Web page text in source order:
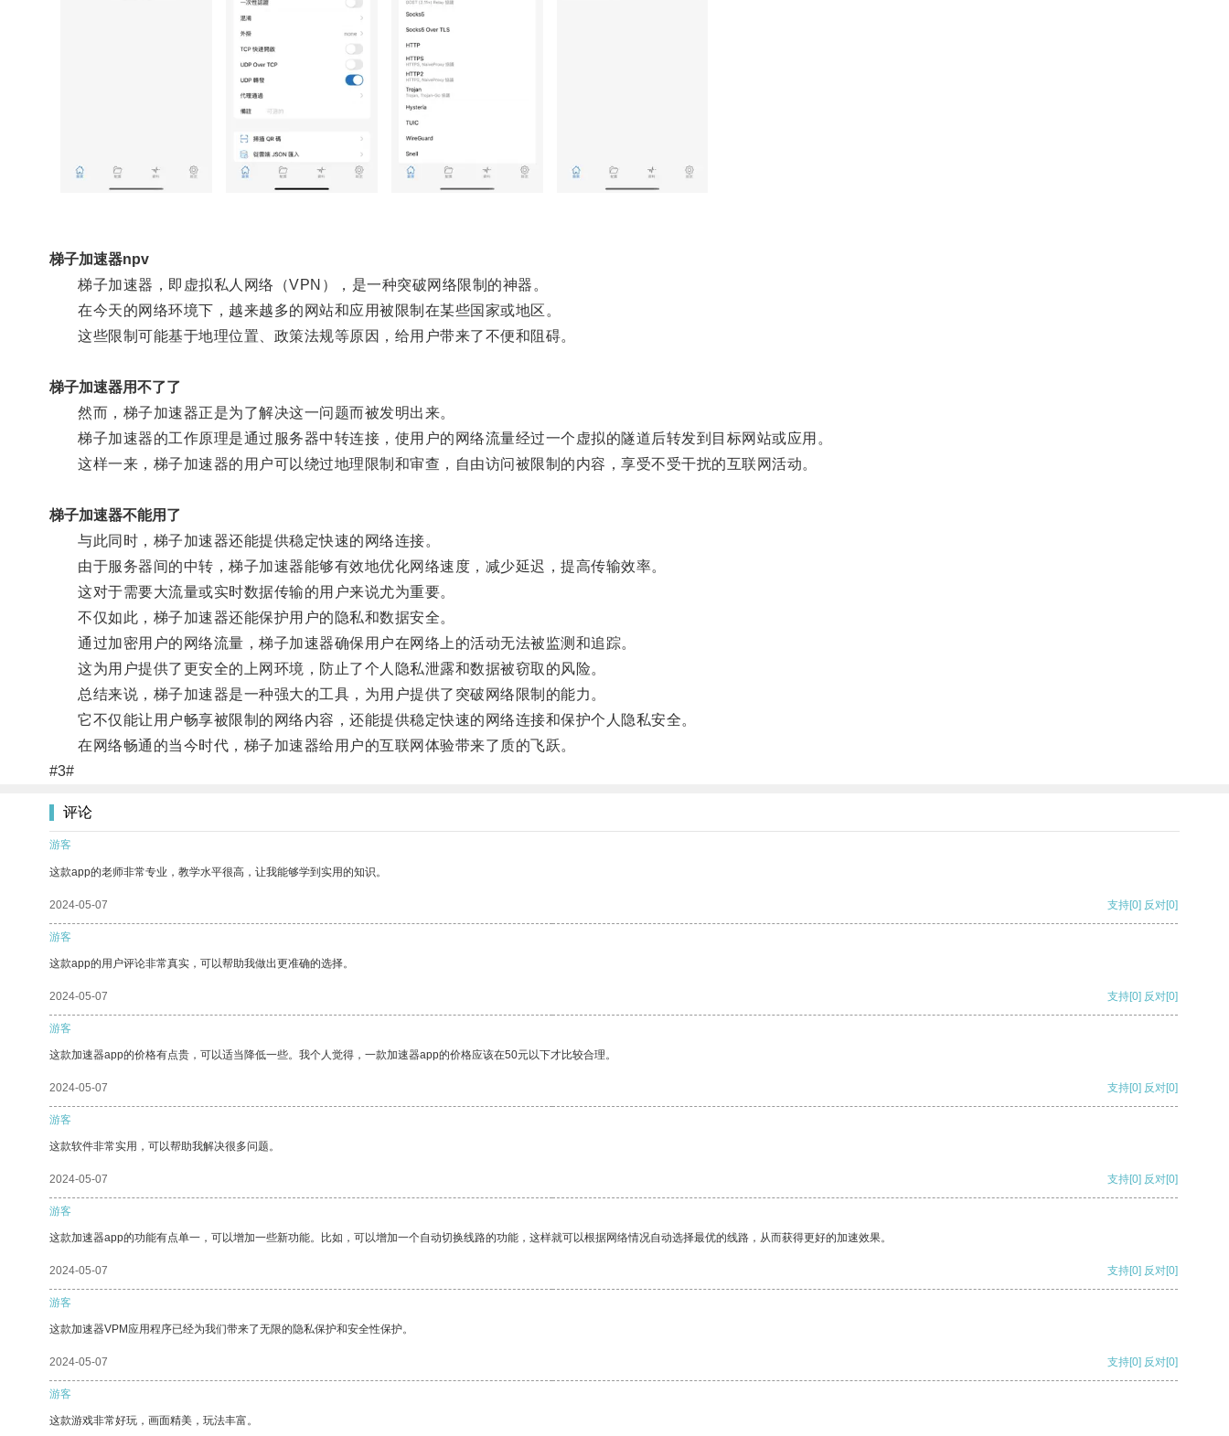
梯子加速器npv
梯子加速器，即虚拟私人网络（VPN），是一种突破网络限制的神器。
在今天的网络环境下，越来越多的网站和应用被限制在某些国家或地区。
这些限制可能基于地理位置、政策法规等原因，给用户带来了不便和阻碍。
梯子加速器用不了了
然而，梯子加速器正是为了解决这一问题而被发明出来。
梯子加速器的工作原理是通过服务器中转连接，使用户的网络流量经过一个虚拟的隧道后转发到目标网站或应用。
这样一来，梯子加速器的用户可以绕过地理限制和审查，自由访问被限制的内容，享受不受干扰的互联网活动。
梯子加速器不能用了
与此同时，梯子加速器还能提供稳定快速的网络连接。
由于服务器间的中转，梯子加速器能够有效地优化网络速度，减少延迟，提高传输效率。
这对于需要大流量或实时数据传输的用户来说尤为重要。
不仅如此，梯子加速器还能保护用户的隐私和数据安全。
通过加密用户的网络流量，梯子加速器确保用户在网络上的活动无法被监测和追踪。
这为用户提供了更安全的上网环境，防止了个人隐私泄露和数据被窃取的风险。
总结来说，梯子加速器是一种强大的工具，为用户提供了突破网络限制的能力。
它不仅能让用户畅享被限制的网络内容，还能提供稳定快速的网络连接和保护个人隐私安全。
在网络畅通的当今时代，梯子加速器给用户的互联网体验带来了质的飞跃。
#3#
评论
游客
这款app的老师非常专业，教学水平很高，让我能够学到实用的知识。
2024-05-07 支持[0] 反对[0]
游客
这款app的用户评论非常真实，可以帮助我做出更准确的选择。
2024-05-07 支持[0] 反对[0]
游客
这款加速器app的价格有点贵，可以适当降低一些。我个人觉得，一款加速器app的价格应该在50元以下才比较合理。
2024-05-07 支持[0] 反对[0]
游客
这款软件非常实用，可以帮助我解决很多问题。
2024-05-07 支持[0] 反对[0]
游客
这款加速器app的功能有点单一，可以增加一些新功能。比如，可以增加一个自动切换线路的功能，这样就可以根据网络情况自动选择最优的线路，从而获得更好的加速效果。
2024-05-07 支持[0] 反对[0]
游客
这款加速器VPM应用程序已经为我们带来了无限的隐私保护和安全性保护。
2024-05-07 支持[0] 反对[0]
游客
这款游戏非常好玩，画面精美，玩法丰富。